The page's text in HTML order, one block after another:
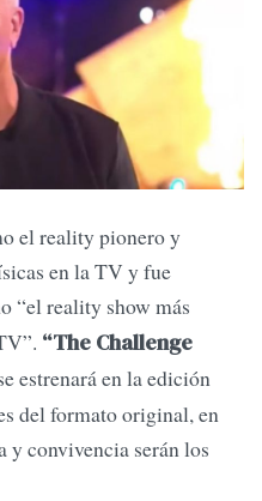
el reality pionero y
en la TV y fue
“el reality show más
“The Challenge
estrenará en la edición
del formato original, en
y convivencia serán los